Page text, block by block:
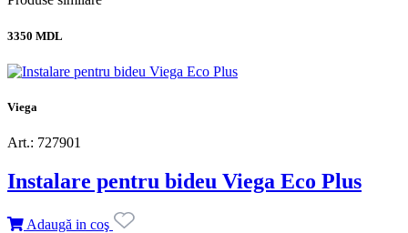
3350 MDL
Viega
Art.: 727901
Instalare pentru bideu Viega Eco Plus
Adaugă in coş